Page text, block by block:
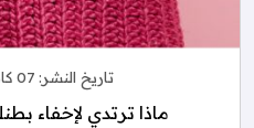
تاريخ النشر:07 كانون الأول, 2025
ماذا ترتدي لإخفاء